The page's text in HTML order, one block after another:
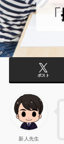
ポスト
新人先生